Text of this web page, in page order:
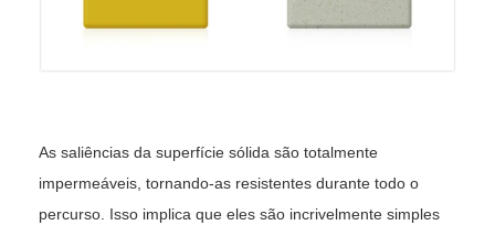
As saliências da superfície sólida são totalmente
impermeáveis, tornando-as resistentes durante todo o
percurso. Isso implica que eles são incrivelmente simples